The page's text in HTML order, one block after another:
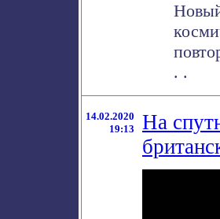
. .
14.02.2020
19:13
На